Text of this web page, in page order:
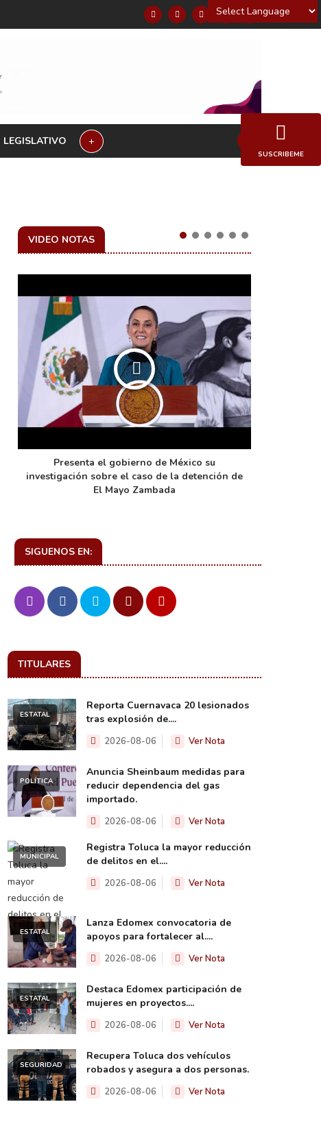
Powered by
LEGISLATIVO +
VIDEO NOTAS
Presenta el gobierno de México su
investigación sobre el caso de la detención de
El Mayo Zambada
SIGUENOS EN:
TITULARES
ESTATAL
Reporta Cuernavaca 20 lesionados
tras explosión de....
2026-08-06 Ver Nota
POLÍTICA
Anuncia Sheinbaum medidas para
reducir dependencia del gas
importado.
2026-08-06 Ver Nota
MUNICIPAL
Registra Toluca la mayor reducción
de delitos en el....
2026-08-06 Ver Nota
ESTATAL
Lanza Edomex convocatoria de
apoyos para fortalecer al....
2026-08-06 Ver Nota
ESTATAL
Destaca Edomex participación de
mujeres en proyectos....
2026-08-06 Ver Nota
SEGURIDAD
Recupera Toluca dos vehículos
robados y asegura a dos personas.
2026-08-06 Ver Nota
SUSCRIBEME